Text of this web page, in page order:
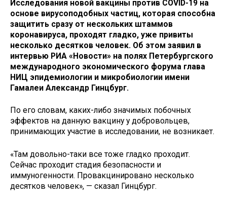
Исследования новой вакцины против COVID-19 на
основе вирусоподобных частиц, которая способна
защитить сразу от нескольких штаммов
коронавируса, проходят гладко, уже привиты
несколько десятков человек. Об этом заявил в
интервью РИА «Новости» на полях Петербургского
международного экономического форума глава
НИЦ эпидемиологии и микробиологии имени
Гамалеи Александр Гинцбург.
По его словам, каких-либо значимых побочных
эффектов на данную вакцину у добровольцев,
принимающих участие в исследовании, не возникает.
«Там довольно-таки все тоже гладко проходит.
Сейчас проходит стадия безопасности и
иммуногенности. Провакцинировано несколько
десятков человек», — сказал Гинцбург.